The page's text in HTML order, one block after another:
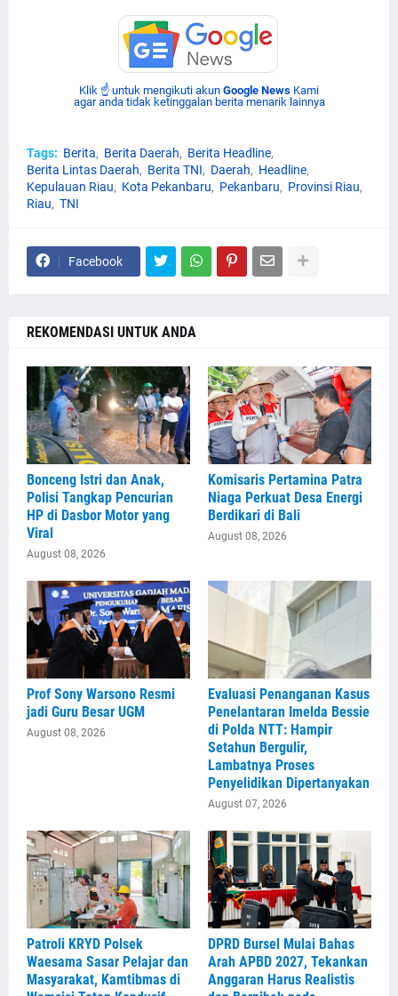
Klik ☝ untuk mengikuti akun Google News Kami
agar anda tidak ketinggalan berita menarik lainnya
Tags: Berita Berita Daerah
Berita Headline
Berita Lintas Daerah
Berita TNI Daerah
Headline
Kepulauan Riau
Kota Pekanbaru Pekanbaru
Provinsi Riau
Riau
TNI
Facebook
REKOMENDASI UNTUK ANDA
Bonceng Istri dan Anak,
Polisi Tangkap Pencurian
HP di Dasbor Motor yang
Viral
August 08, 2026
Komisaris Pertamina Patra
Niaga Perkuat Desa Energi
Berdikari di Bali
August 08, 2026
Prof Sony Warsono Resmi
jadi Guru Besar UGM
August 08, 2026
Evaluasi Penanganan Kasus
Penelantaran Imelda Bessie
di Polda NTT: Hampir
Setahun Bergulir,
Lambatnya Proses
Penyelidikan Dipertanyakan
August 07, 2026
Patroli KRYD Polsek
Waesama Sasar Pelajar dan
Masyarakat, Kamtibmas di
DPRD Bursel Mulai Bahas
Arah APBD 2027, Tekankan
Anggaran Harus Realistis